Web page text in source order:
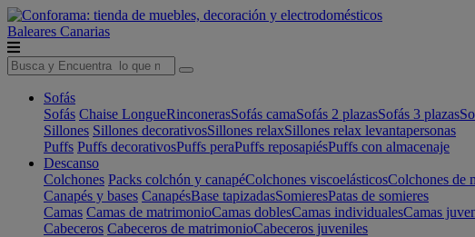
Baleares Canarias
Sofás
Sofás Chaise LongueRinconerasSofás camaSofás 2 plazasSofás 3 plazas
Sillones Sillones decorativosSillones relaxSillones relax levantapersonas
Puffs Puffs decorativosPuffs peraPuffs reposapiésPuffs con almacenaje
Descanso
Colchones Packs colchón y canapéColchones viscoelásticosColchones de
Canapés y bases CanapésBase tapizadasSomieresPatas de somieres
Camas Camas de matrimonioCamas doblesCamas individualesCamas
Cabeceros Cabeceros de matrimonioCabeceros juveniles